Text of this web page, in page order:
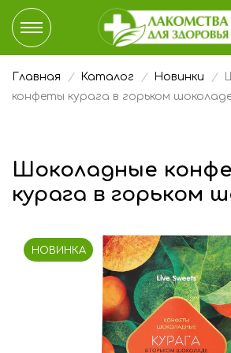
КАТАЛОГ
НАШ БЛОГ
ЭТО ИНТЕРЕСНО
О КОМПАНИИ
Главная Каталог Новинки
конфеты курага в горьком
Шоколадные
курага в горьком
НОВИНКА